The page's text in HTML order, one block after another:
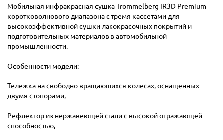
Мобильная инфракрасная сушка Trommelberg IR3D Premium
коротковолнового диапазона с тремя кассетами для
высокоэффективной сушки лакокрасочных покрытий и
подготовительных материалов в автомобильной
промышленности.
Особенности модели:
Тележка на свободно вращающихся колесах, оснащенных
двумя стопорами,
Рефлектор из нержавеющей стали с высокой отражающей
способностью,